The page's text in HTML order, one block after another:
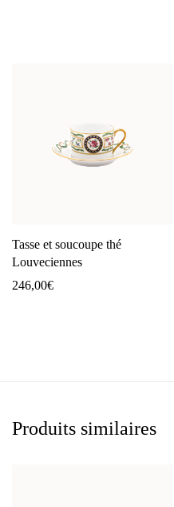
Tasse et soucoupe thé
Louveciennes
246,00€
Produits similaires